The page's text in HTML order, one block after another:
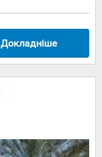
Докладніше